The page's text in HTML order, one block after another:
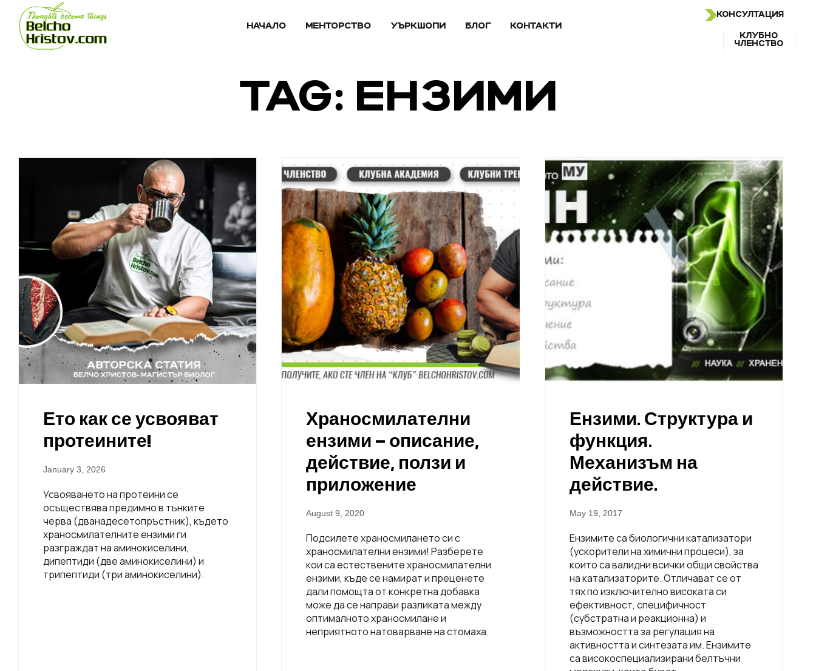
НАЧАЛО МЕНТОРСТВО УЪРКШОПИ БЛОГ КОНТАКТИ
КОНСУЛТАЦИЯ
КЛУБНО
ЧЛЕНСТВО
TAG: ЕНЗИМИ
Ето как се усвояват
протеините!
January 3, 2026
Усвояването на протеини се
осъществява предимно в тънките
черва (дванадесетопръстник), където
храносмилателните ензими ги
разграждат на аминокиселини,
дипептиди (две аминокиселини) и
трипептиди (три аминокиселини).
Храносмилателни
ензими – описание,
действие, ползи и
приложение
August 9, 2020
Подсилете храносмилането си с
храносмилателни ензими! Разберете
кои са естествените храносмилателни
ензими, къде се намират и преценете
дали помощта от конкретна добавка
може да се направи разликата между
оптималното храносмилане и
неприятното натоварване на стомаха.
Ензими. Структура и
функция.
Механизъм на
действие.
May 19, 2017
Ензимите са биологични катализатори
(ускорители на химични процеси), за
които са валидни всички общи свойства
на катализаторите. Отличават се от
тях по изключително високата си
ефективност, специфичност
(субстратна и реакционна) и
възможността за регулация на
активността и синтезата им. Ензимите
са високоспециализирани белтъчни